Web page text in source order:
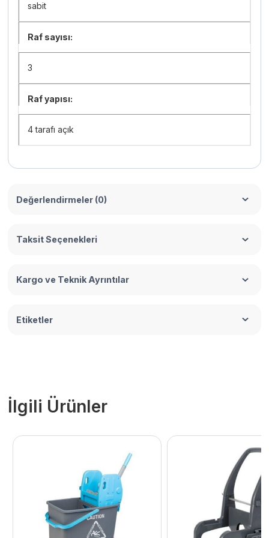
sabit
Raf sayısı:
3
Raf yapısı:
4 tarafı açık
Değerlendirmeler (0)
Taksit Seçenekleri
Kargo ve Teknik Ayrıntılar
Etiketler
İlgili Ürünler